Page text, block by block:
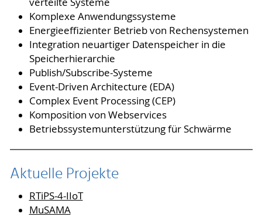
verteilte Systeme
Komplexe Anwendungssysteme
Energieeffizienter Betrieb von Rechensystemen
Integration neuartiger Datenspeicher in die
Speicherhierarchie
Publish/Subscribe-Systeme
Event-Driven Architecture (EDA)
Complex Event Processing (CEP)
Komposition von Webservices
Betriebssystemunterstützung für Schwärme
Aktuelle Projekte
RTiPS-4-IIoT
MuSAMA